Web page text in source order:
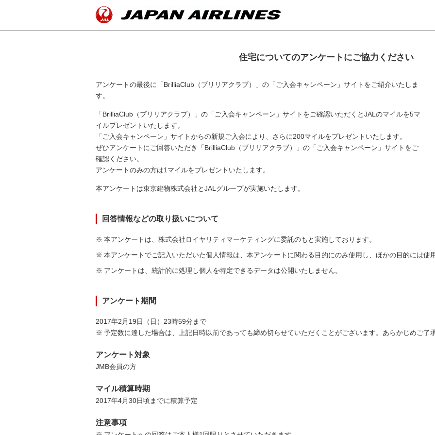
住宅についてのアンケートにご協力ください
アンケートの最後に「BrilliaClub（ブリリアクラブ）」の「ご入会キャンペーン」サイトをご紹介いたしま
す。
「BrilliaClub（ブリリアクラブ）」の「ご入会キャンペーン」サイトをご確認いただくとJALのマイルを5マ
イルプレゼントいたします。
「ご入会キャンペーン」サイトからの新規ご入会により、さらに200マイルをプレゼントいたします。
ぜひアンケートにご回答いただき「BrilliaClub（ブリリアクラブ）」の「ご入会キャンペーン」サイトをご
確認ください。
アンケートのみの方は1マイルをプレゼントいたします。
本アンケートは東京建物株式会社とJALグループが実施いたします。
回答情報などの取り扱いについて
※ 本アンケートは、株式会社ロイヤリティマーケティングに委託のもと実施しております。
※ 本アンケートでご記入いただいた個人情報は、本アンケートに関わる目的にのみ使用し、ほかの目的には使
※ アンケートは、統計的に処理し個人を特定できるデータは公開いたしません。
アンケート期間
2017年2月19日（日）23時59分まで
※ 予定数に達した場合は、上記日時以前であっても締め切らせていただくことがございます。あらかじめご了
アンケート対象
JMB会員の方
マイル積算時期
2017年4月30日頃までに積算予定
注意事項